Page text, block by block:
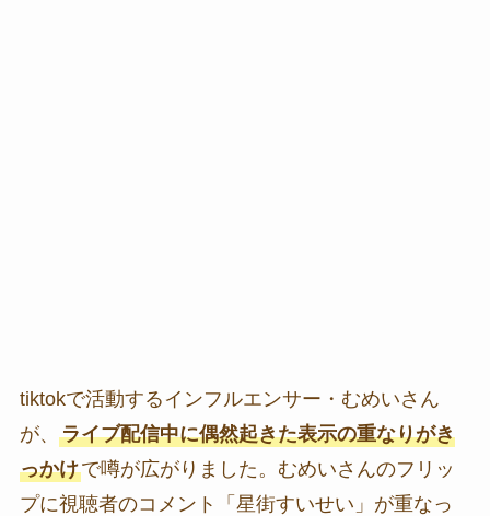
tiktokで活動するインフルエンサー・むめいさん
が、 ライブ配信中に偶然起きた表示の重なりがき
っかけで噂が広がりました。むめいさんのフリッ
プに視聴者のコメント「星街すいせい」が重なっ